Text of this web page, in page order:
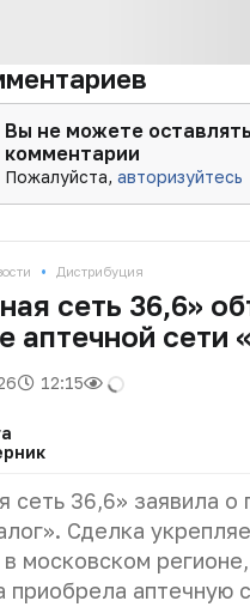
Вы не можете оставлять
комментарии
Пожалуйста,авторизуйтесь
• Дистрибуция
сеть 36,6»
аптечной сети
12:15
сеть 36,6» заявила о
Сделка
в московском
приобрела аптечную